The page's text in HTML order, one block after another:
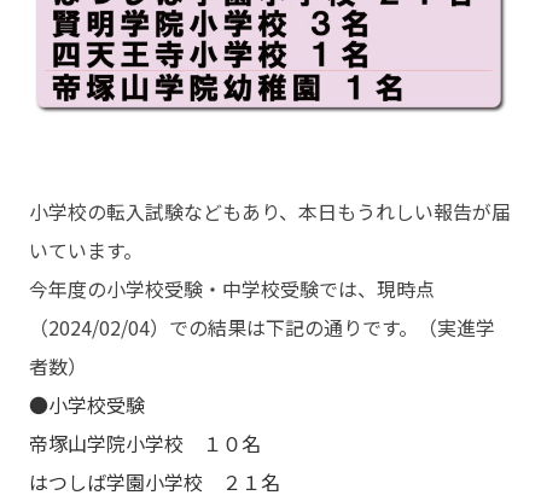
小学校の転入試験などもあり、本日もうれしい報告が届
いています。
今年度の小学校受験・中学校受験では、現時点
（2024/02/04）での結果は下記の通りです。（実進学
者数）
●小学校受験
帝塚山学院小学校 １０名
はつしば学園小学校 ２１名